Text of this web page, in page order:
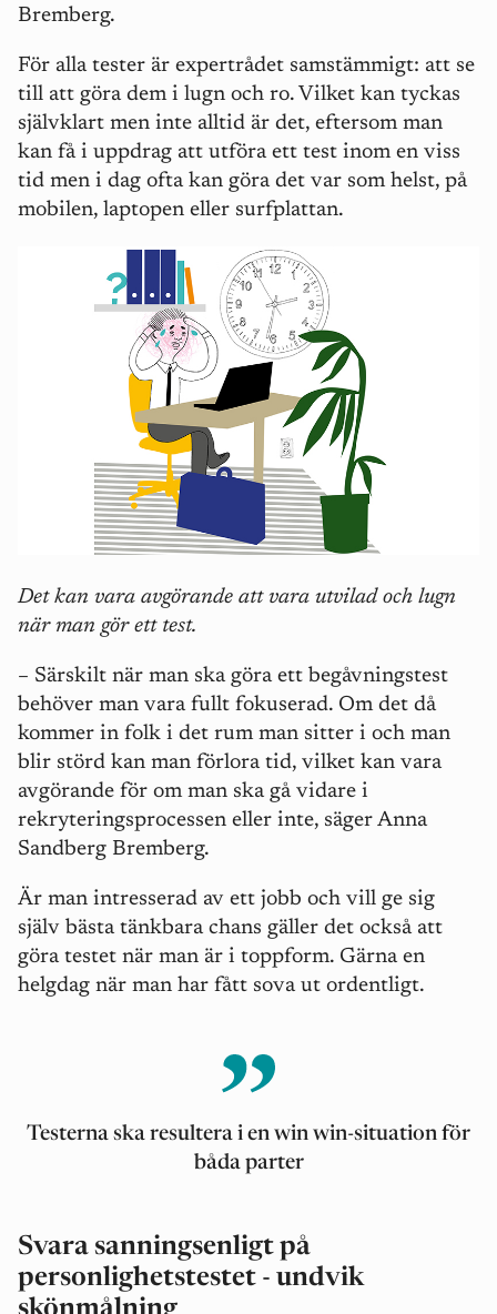
Bremberg.
För alla tester är expertrådet samstämmigt: att se
till att göra dem i lugn och ro. Vilket kan tyckas
självklart men inte alltid är det, eftersom man
kan få i uppdrag att utföra ett test inom en viss
tid men i dag ofta kan göra det var som helst, på
mobilen, laptopen eller surfplattan.
Det kan vara avgörande att vara utvilad och lugn
när man gör ett test.
– Särskilt när man ska göra ett begåvningstest
behöver man vara fullt fokuserad. Om det då
kommer in folk i det rum man sitter i och man
blir störd kan man förlora tid, vilket kan vara
avgörande för om man ska gå vidare i
rekryteringsprocessen eller inte, säger Anna
Sandberg Bremberg.
Är man intresserad av ett jobb och vill ge sig
själv bästa tänkbara chans gäller det också att
göra testet när man är i toppform. Gärna en
helgdag när man har fått sova ut ordentligt.
Testerna ska resultera i en win win-situation för
båda parter
Svara sanningsenligt på
personlighetstestet - undvik